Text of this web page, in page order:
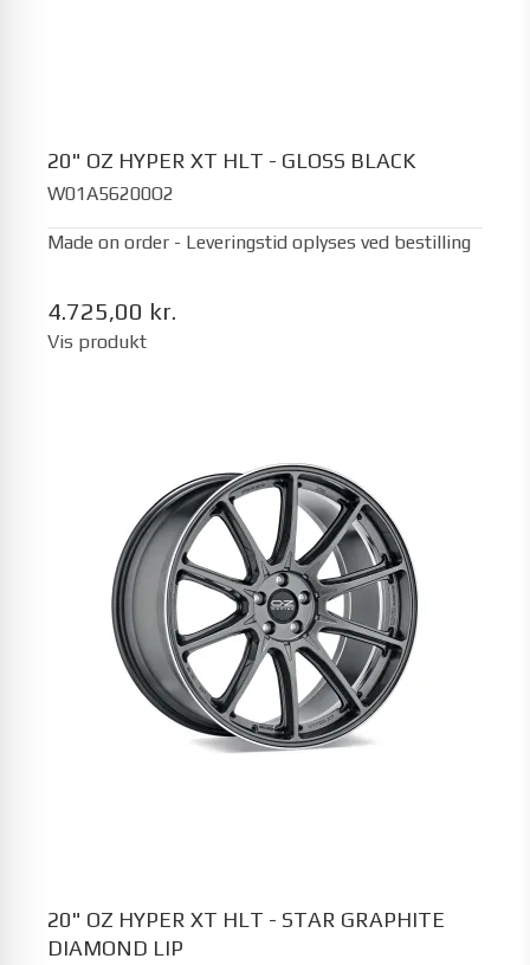
20" OZ HYPER XT HLT - GLOSS BLACK
W01A56200O2
Made on order - Leveringstid oplyses ved bestilling
4.725,00 kr.
Vis produkt
20" OZ HYPER XT HLT - STAR GRAPHITE
DIAMOND LIP